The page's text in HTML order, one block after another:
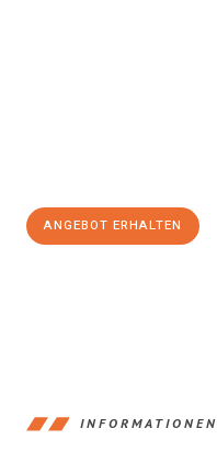
ANGEBOT ERHALTEN
INFORMATIONEN